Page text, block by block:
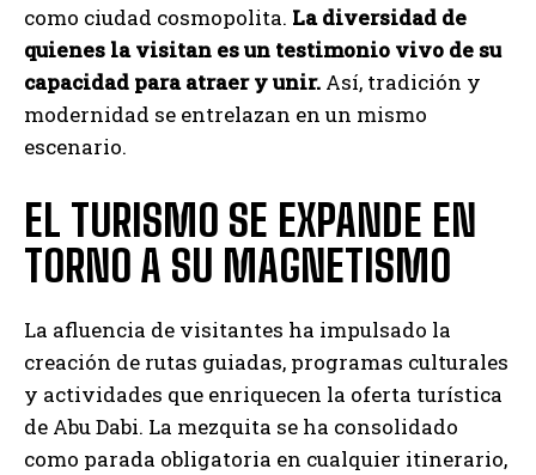
como ciudad cosmopolita. La diversidad de
quienes la visitan es un testimonio vivo de su
capacidad para atraer y unir. Así, tradición y
modernidad se entrelazan en un mismo
escenario.
EL TURISMO SE EXPANDE EN
TORNO A SU MAGNETISMO
La afluencia de visitantes ha impulsado la
creación de rutas guiadas, programas culturales
y actividades que enriquecen la oferta turística
de Abu Dabi. La mezquita se ha consolidado
como parada obligatoria en cualquier itinerario,